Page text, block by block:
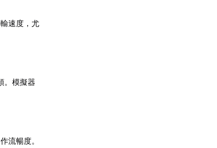
速度，尤
。模擬器
流暢度。